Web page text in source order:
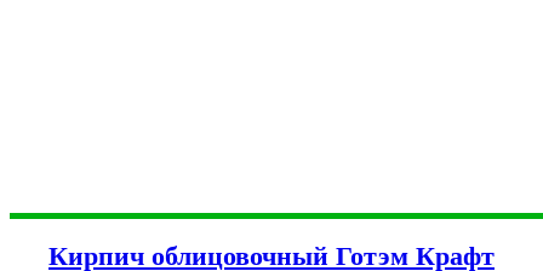
Кирпич облицовочный Готэм Крафт